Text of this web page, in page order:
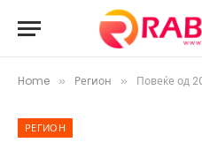
Home » Регион » Повеќе од 200 српски
РЕГИОН